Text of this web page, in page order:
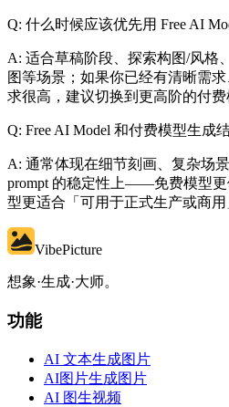
Q: 什么时候应该优先用 Free AI
A: 适合草稿阶段、探索构图/风格
图等场景；如果你已经有清晰需
求很高，建议切换到更高阶的付费
Q: Free AI Model 和付费模型生成
A: 通常体现在细节刻画、复杂场
prompt 的稳定性上——免费模型
型更适合「可用于正式生产或商用
VibePicture
想象·生成·大师。
功能
AI 文本生成图片
AI图片生成图片
AI 图生视频